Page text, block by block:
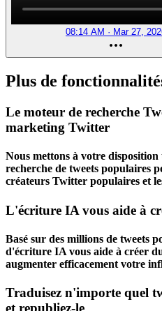
08:14 AM · Mar 27,
Plus de
Le moteur de recherche
marketing Twitter
Nous mettons à votre
recherche de tweets populaires
créateurs Twitter populaires et
L'écriture IA vous aide à
Basé sur des millions de tweets
d'écriture IA vous aide à créer
augmenter efficacement votre
Traduisez n'importe quel
et republiez-le